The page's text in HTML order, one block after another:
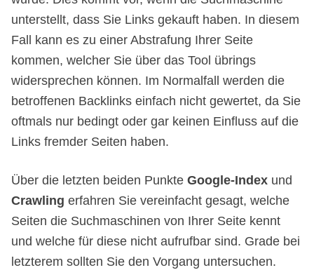
unterstellt, dass Sie Links gekauft haben. In diesem
Fall kann es zu einer Abstrafung Ihrer Seite
kommen, welcher Sie über das Tool übrings
widersprechen können. Im Normalfall werden die
betroffenen Backlinks einfach nicht gewertet, da Sie
oftmals nur bedingt oder gar keinen Einfluss auf die
Links fremder Seiten haben.
Über die letzten beiden Punkte Google-Index und
Crawling erfahren Sie vereinfacht gesagt, welche
Seiten die Suchmaschinen von Ihrer Seite kennt
und welche für diese nicht aufrufbar sind. Grade bei
letzterem sollten Sie den Vorgang untersuchen.